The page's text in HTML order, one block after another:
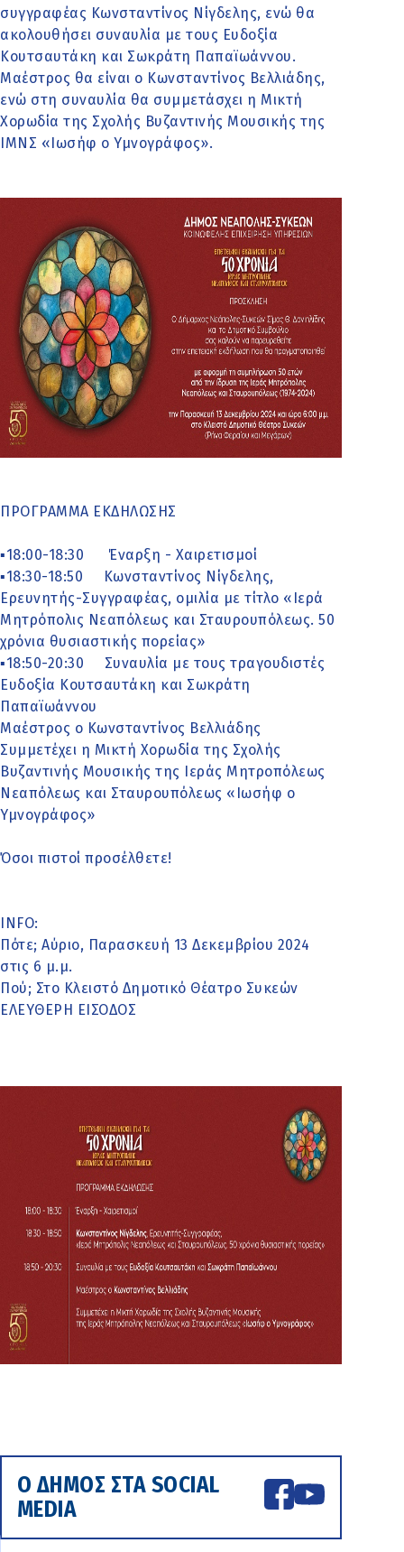
συγγραφέας Κωνσταντίνος Νίγδελης, ενώ θα
ακολουθήσει συναυλία με τους Ευδοξία
Κουτσαυτάκη και Σωκράτη Παπαϊωάννου.
Μαέστρος θα είναι ο Κωνσταντίνος Βελλιάδης,
ενώ στη συναυλία θα συμμετάσχει η Μικτή
Χορωδία της Σχολής Βυζαντινής Μουσικής της
ΙΜΝΣ «Ιωσήφ ο Υμνογράφος».
ΠΡΟΓΡΑΜΜΑ ΕΚΔΗΛΩΣΗΣ
▪18:00-18:30 Έναρξη - Χαιρετισμοί
▪18:30-18:50 Κωνσταντίνος Νίγδελης,
Ερευνητής-Συγγραφέας, ομιλία με τίτλο «Ιερά
Μητρόπολις Νεαπόλεως και Σταυρουπόλεως. 50
χρόνια θυσιαστικής πορείας»
▪18:50-20:30 Συναυλία με τους τραγουδιστές
Ευδοξία Κουτσαυτάκη και Σωκράτη
Παπαϊωάννου
Μαέστρος ο Κωνσταντίνος Βελλιάδης
Συμμετέχει η Μικτή Χορωδία της Σχολής
Βυζαντινής Μουσικής της Ιεράς Μητροπόλεως
Νεαπόλεως και Σταυρουπόλεως «Ιωσήφ ο
Υμνογράφος»
Όσοι πιστοί προσέλθετε!
INFO:
Πότε; Αύριο, Παρασκευή 13 Δεκεμβρίου 2024
στις 6 μ.μ.
Πού; Στο Κλειστό Δημοτικό Θέατρο Συκεών
ΕΛΕΥΘΕΡΗ ΕΙΣΟΔΟΣ
Ο ΔΗΜΟΣ ΣΤΑ SOCIAL
MEDIA